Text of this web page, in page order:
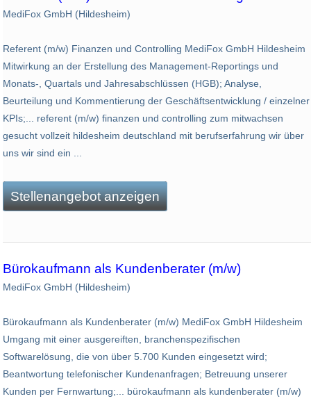
MediFox GmbH (Hildesheim)
Referent (m/w) Finanzen und Controlling MediFox GmbH Hildesheim
Mitwirkung an der Erstellung des Management-Reportings und
Monats-, Quartals und Jahresabschlüssen (HGB); Analyse,
Beurteilung und Kommentierung der Geschäftsentwicklung / einzelner
KPIs;... referent (m/w) finanzen und controlling zum mitwachsen
gesucht vollzeit hildesheim deutschland mit berufserfahrung wir über
uns wir sind ein ...
Stellenangebot anzeigen
Bürokaufmann als Kundenberater (m/w)
MediFox GmbH (Hildesheim)
Bürokaufmann als Kundenberater (m/w) MediFox GmbH Hildesheim
Umgang mit einer ausgereiften, branchenspezifischen
Softwarelösung, die von über 5.700 Kunden eingesetzt wird;
Beantwortung telefonischer Kundenanfragen; Betreuung unserer
Kunden per Fernwartung;... bürokaufmann als kundenberater (m/w)